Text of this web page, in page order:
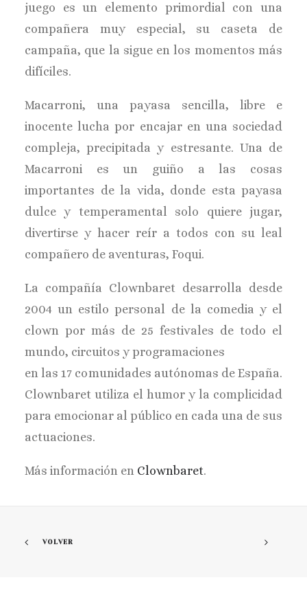
juego es un elemento primordial con una
compañera muy especial, su caseta de
campaña, que la sigue en los momentos más
difíciles.
Macarroni, una payasa sencilla, libre e
inocente lucha por encajar en una sociedad
compleja, precipitada y estresante. Una de
Macarroni es un guiño a las cosas
importantes de la vida, donde esta payasa
dulce y temperamental solo quiere jugar,
divertirse y hacer reír a todos con su leal
compañero de aventuras, Foqui.
La compañía Clownbaret desarrolla desde
2004 un estilo personal de la comedia y el
clown por más de 25 festivales de todo el
mundo, circuitos y programaciones
en las 17 comunidades autónomas de España.
Clownbaret utiliza el humor y la complicidad
para emocionar al público en cada una de sus
actuaciones.
Más información en Clownbaret.
VOLVER